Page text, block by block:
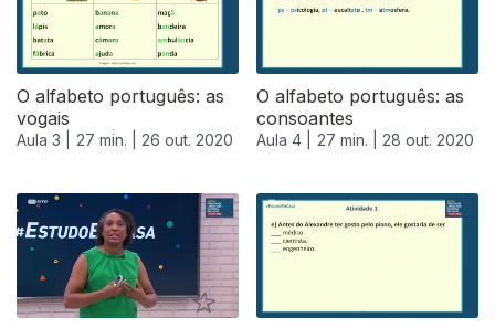
O alfabeto português: as
vogais
Aula 3 | 27 min. | 26 out. 2020
O alfabeto português: as
consoantes
Aula 4 | 27 min. | 28 out. 2020